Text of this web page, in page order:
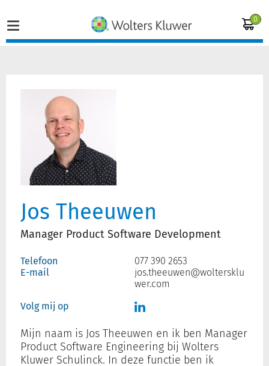
0
Vakgebieden
Producten
Opleidingen
Juridisch advies
Inloggen op de kennisbank
Inloggen
Registreren
Jos Theeuwen
Manager Product Software Development
Telefoon
077 390 2653
E-mail
jos.theeuwen@woltersklu
wer.com
Volg mij op
Mijn naam is Jos Theeuwen en ik ben Manager
Product Software Engineering bij Wolters
Kluwer Schulinck. In deze functie ben ik